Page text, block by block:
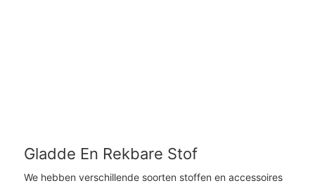
Gladde En Rekbare Stof
We hebben verschillende soorten stoffen en accessoires